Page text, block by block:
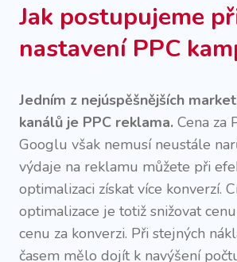
Jak postupujeme
nastavení PPC
Jedním z nejúspěšnějších
kanálů je PPC reklama. Cena za
Googlu však nemusí neustále
výdaje na reklamu můžete při
optimalizaci získat více konverzí.
optimalizace je totiž snižovat
cenu za konverzi. Při stejných
časem mělo dojít k navýšení